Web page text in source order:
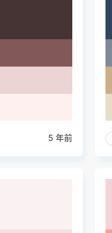
5 年前